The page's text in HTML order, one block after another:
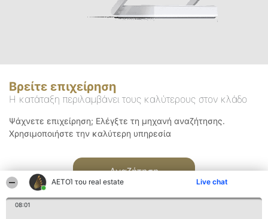
ΑΕΤΟΊ του real estate Live chat
08:01
Βρείτε επιχείρηση
Η κατάταξη περιλαμβάνει τους καλύτερους στον κλάδο
Ψάχνετε επιχείρηση; Ελέγξτε τη μηχανή αναζήτησης.
Χρησιμοποιήστε την καλύτερη υπηρεσία
Αναζήτηση